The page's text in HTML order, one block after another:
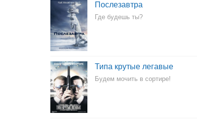
Послезавтра
Где будешь ты?
Типа крутые легавые
Будем мочить в сортире!